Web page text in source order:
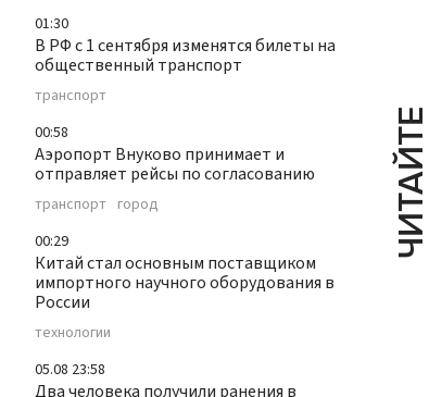
01:30
В РФ с 1 сентября изменятся билеты на
общественный транспорт
транспорт
00:58
Аэропорт Внуково принимает и
отправляет рейсы по согласованию
транспорт город
00:29
Китай стал основным поставщиком
импортного научного оборудования в
России
технологии
05.08 23:58
Два человека получили ранения в
Ч
И
Т
А
Т
Е
Т
А
К
Ж